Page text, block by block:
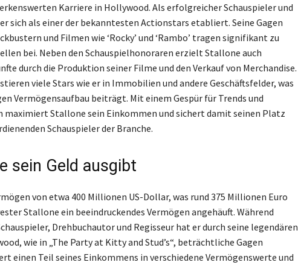
Karriere in Hollywood. Als erfolgreicher Schauspieler und
sich als einer der bekanntesten Actionstars etabliert. Seine Gagen
und Filmen wie ‘Rocky’ und ‘Rambo’ tragen signifikant zu
bei. Neben den Schauspielhonoraren erzielt Stallone auch
durch die Produktion seiner Filme und den Verkauf von Merchandise.
viele Stars wie er in Immobilien und andere Geschäftsfelder, was
Vermögensaufbau beiträgt. Mit einem Gespür für Trends und
maximiert Stallone sein Einkommen und sichert damit seinen Platz
Schauspieler der Branche.
sein Geld ausgibt
von etwa 400 Millionen US-Dollar, was rund 375 Millionen Euro
Stallone ein beeindruckendes Vermögen angehäuft. Während
Drehbuchautor und Regisseur hat er durch seine legendären
wie in „The Party at Kitty and Stud’s“, beträchtliche Gagen
einen Teil seines Einkommens in verschiedene Vermögenswerte und